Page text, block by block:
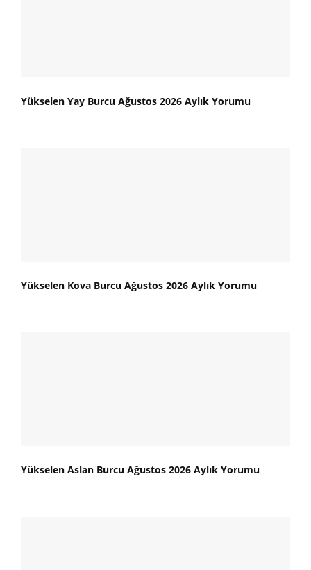
Yükselen Yay Burcu Ağustos 2026 Aylık Yorumu
Yükselen Kova Burcu Ağustos 2026 Aylık Yorumu
Yükselen Aslan Burcu Ağustos 2026 Aylık Yorumu